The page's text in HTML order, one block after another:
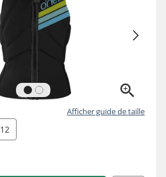
Afficher guide de taille
12